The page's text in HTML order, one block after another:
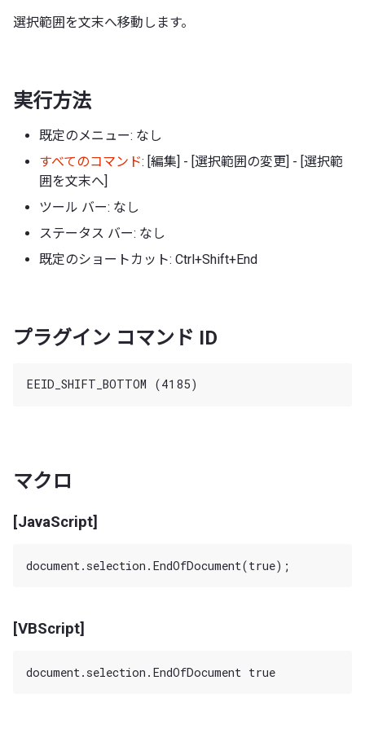
選択範囲を文末へ移動します。
実行方法
既定のメニュー: なし
すべてのコマンド: [編集] - [選択範囲の変更] - [選択範
囲を文末へ]
ツール バー: なし
ステータス バー: なし
既定のショートカット: Ctrl+Shift+End
プラグイン コマンド ID
マクロ
[JavaScript]
[VBScript]